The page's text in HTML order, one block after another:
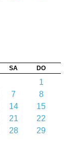
SA DO
1
7
8
14
15
21
22
28
29